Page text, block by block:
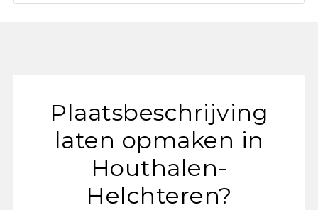
Plaatsbeschrijving
laten opmaken in
Houthalen-
Helchteren?